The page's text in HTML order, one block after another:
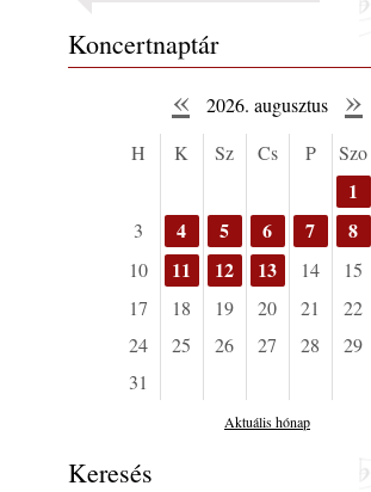
Koncertnaptár
« 2026. augusztus »
H K Sz Cs P Szo
1
3
4 5 6 7 8
10 11 12 13 14 15
17
18 19 20 21 22
24
25 26 27 28 29
31
Aktuális hónap
Keresés